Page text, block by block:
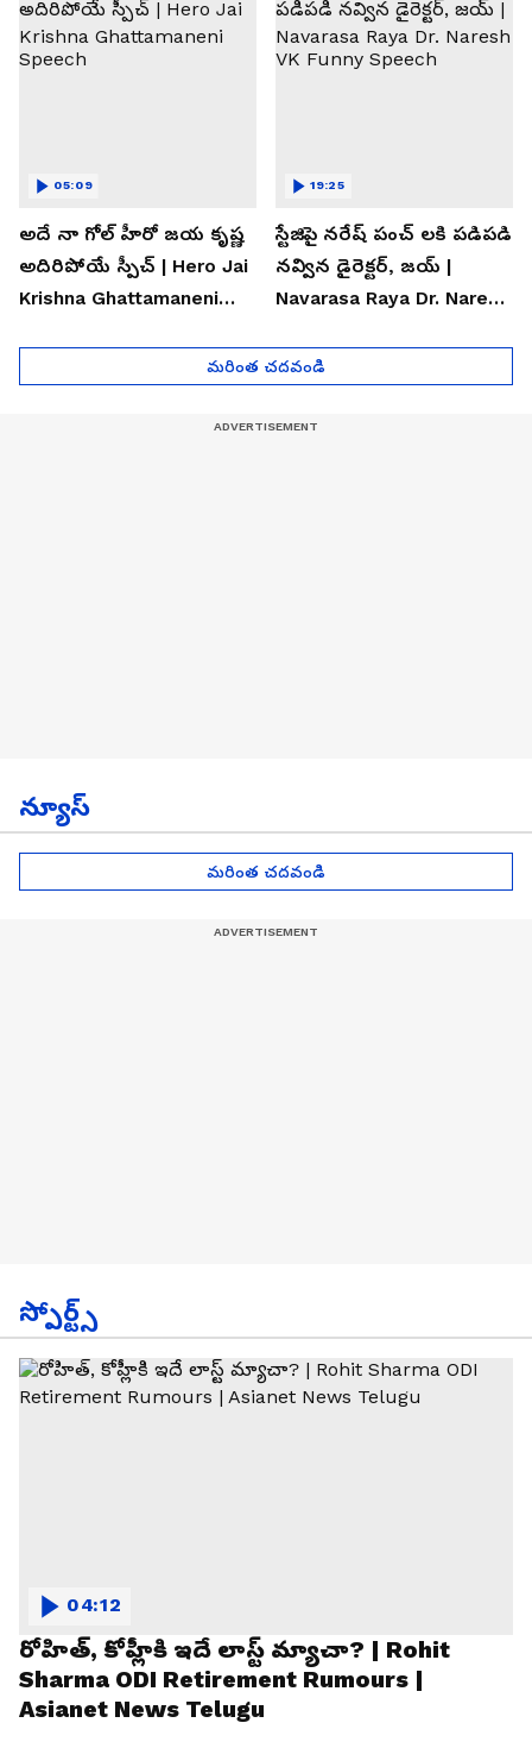
అదే నా గోల్ హీరో జయ కృష్ణ
అదిరిపోయే స్పీచ్ | Hero Jai
Krishna Ghattamaneni
05:09
స్టేజిపై నరేష్ పంచ్ లకి పడిపడి
నవ్విన డైరెక్టర్, జయ్ |
Navarasa Raya Dr. Naresh
19:25
మరింత చదవండి
న్యూస్
మరింత చదవండి
స్పోర్ట్స్
రోహిత్, కోహ్లీకి ఇదే లాస్ట్ మ్యాచా? | Rohit
Sharma ODI Retirement Rumours |
Asianet News Telugu
04:12